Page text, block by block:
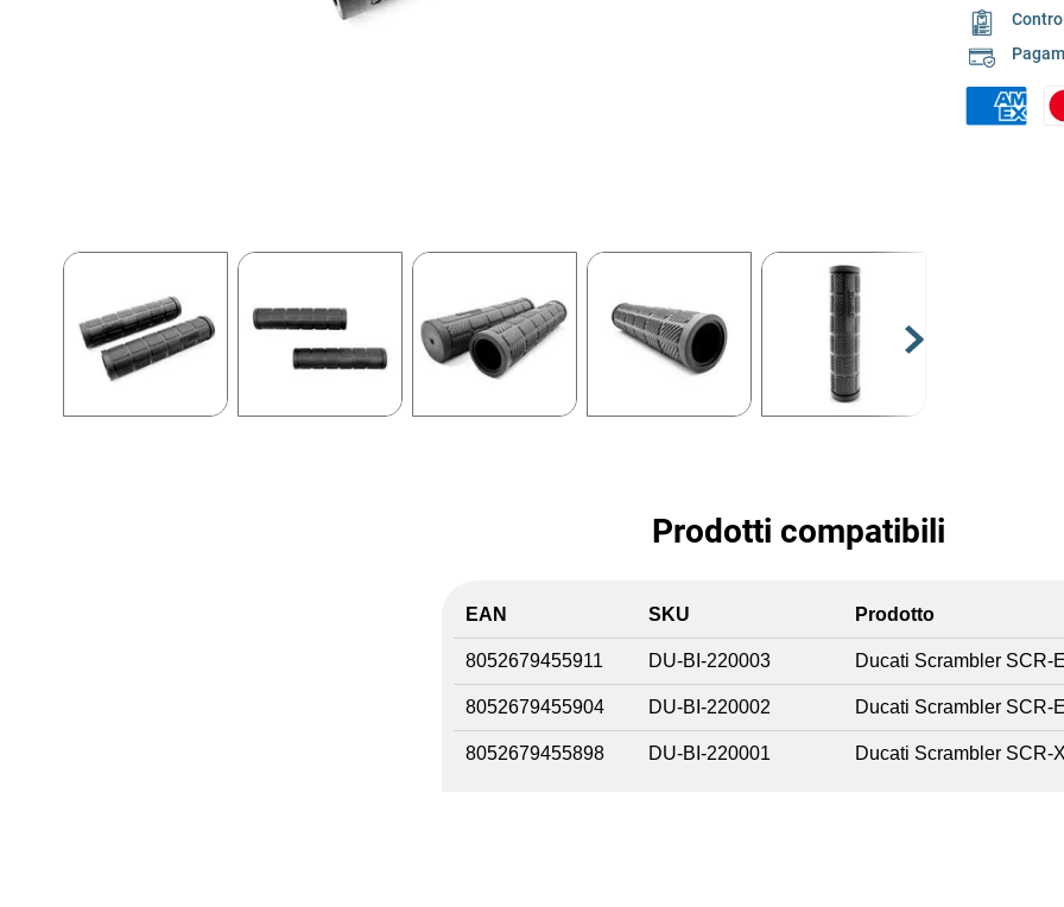
Prodotti compatibili
EAN SKU Prodotto
8052679455911 DU-BI-220003 Ducati Scrambler SCR-
8052679455904 DU-BI-220002 Ducati Scrambler SCR-
8052679455898 DU-BI-220001 Ducati Scrambler SCR-